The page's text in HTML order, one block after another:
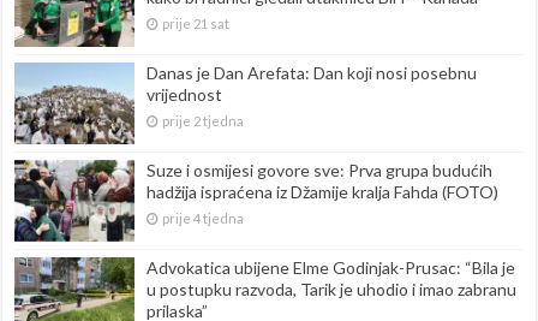
prije 21 sat
Danas je Dan Arefata: Dan koji nosi posebnu
vrijednost
prije 2 tjedna
Suze i osmijesi govore sve: Prva grupa budućih
hadžija ispraćena iz Džamije kralja Fahda (FOTO)
prije 4 tjedna
Advokatica ubijene Elme Godinjak-Prusac: “Bila je
u postupku razvoda, Tarik je uhodio i imao zabranu
prilaska”